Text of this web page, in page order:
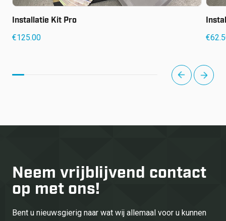
Installatie Kit Pro
€125.00 €
prev
next
Neem vrijblijvend contact
op met ons!
Bent u nieuwsgierig naar wat wij allemaal voor u kunnen